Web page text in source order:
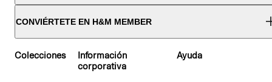
CONVIÉRTETE EN H&M MEMBER
Colecciones
Información
corporativa
Ayuda